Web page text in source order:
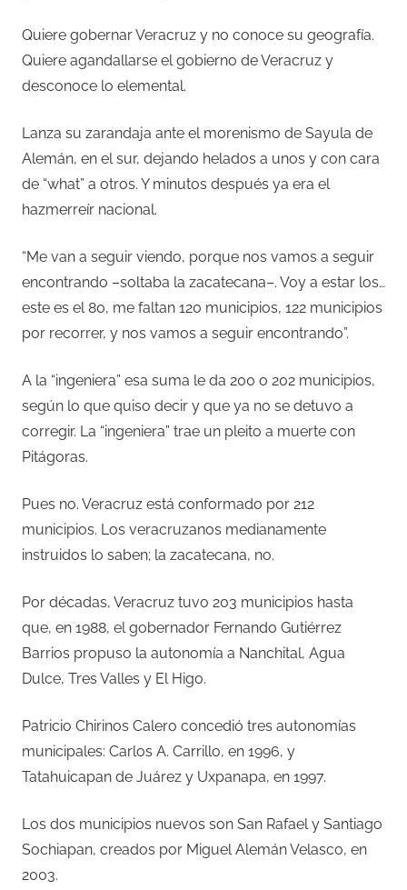
Quiere gobernar Veracruz y no conoce su geografía.
Quiere agandallarse el gobierno de Veracruz y
desconoce lo elemental.
Lanza su zarandaja ante el morenismo de Sayula de
Alemán, en el sur, dejando helados a unos y con cara
de “what” a otros. Y minutos después ya era el
hazmerreír nacional.
“Me van a seguir viendo, porque nos vamos a seguir
encontrando –soltaba la zacatecana–. Voy a estar los…
este es el 80, me faltan 120 municipios, 122 municipios
por recorrer, y nos vamos a seguir encontrando”.
A la “ingeniera” esa suma le da 200 o 202 municipios,
según lo que quiso decir y que ya no se detuvo a
corregir. La “ingeniera” trae un pleito a muerte con
Pitágoras.
Pues no. Veracruz está conformado por 212
municipios. Los veracruzanos medianamente
instruidos lo saben; la zacatecana, no.
Por décadas, Veracruz tuvo 203 municipios hasta
que, en 1988, el gobernador Fernando Gutiérrez
Barrios propuso la autonomía a Nanchital, Agua
Dulce, Tres Valles y El Higo.
Patricio Chirinos Calero concedió tres autonomías
municipales: Carlos A. Carrillo, en 1996, y
Tatahuicapan de Juárez y Uxpanapa, en 1997.
Los dos municipios nuevos son San Rafael y Santiago
Sochiapan, creados por Miguel Alemán Velasco, en
2003.